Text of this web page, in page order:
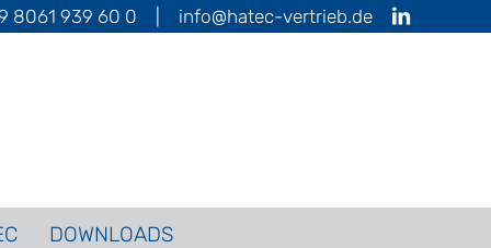
8061 939 60 0 info@hatec-vertrieb.de
DOWNLOADS